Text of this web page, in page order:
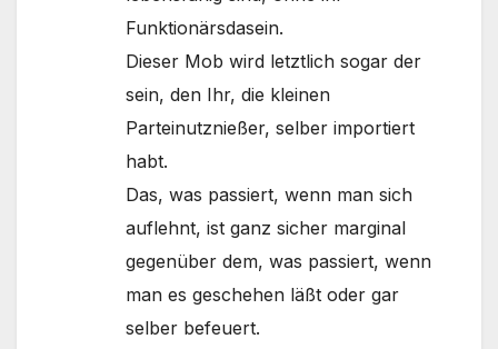
Funktionärsdasein.
Dieser Mob wird letztlich sogar der
sein, den Ihr, die kleinen
Parteinutznießer, selber importiert
habt.
Das, was passiert, wenn man sich
auflehnt, ist ganz sicher marginal
gegenüber dem, was passiert, wenn
man es geschehen läßt oder gar
selber befeuert.